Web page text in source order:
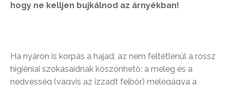
hogy ne kelljen bujkálnod az árnyékban!
Ha nyáron is korpás a hajad, az nem feltétlenül a rossz
higiéniai szokásaidnak köszönhető: a meleg és a
nedvesség (vagyis az izzadt fejbőr) melegágya a